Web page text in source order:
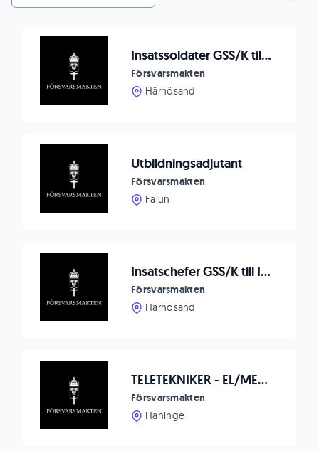
Insatssoldater GSS/K till IBSS I 21 Härnösand
Försvarsmakten
Härnösand
Utbildningsadjutant
Försvarsmakten
Falun
Insatschefer GSS/K till IBSS I 21, Härnösand
Försvarsmakten
Härnösand
TELETEKNIKER - EL/MEKANIK
Försvarsmakten
Haninge